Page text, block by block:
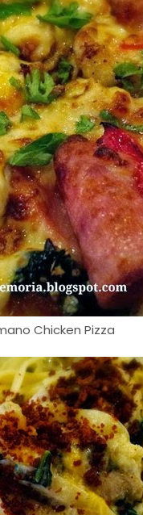
Chicken Pizza